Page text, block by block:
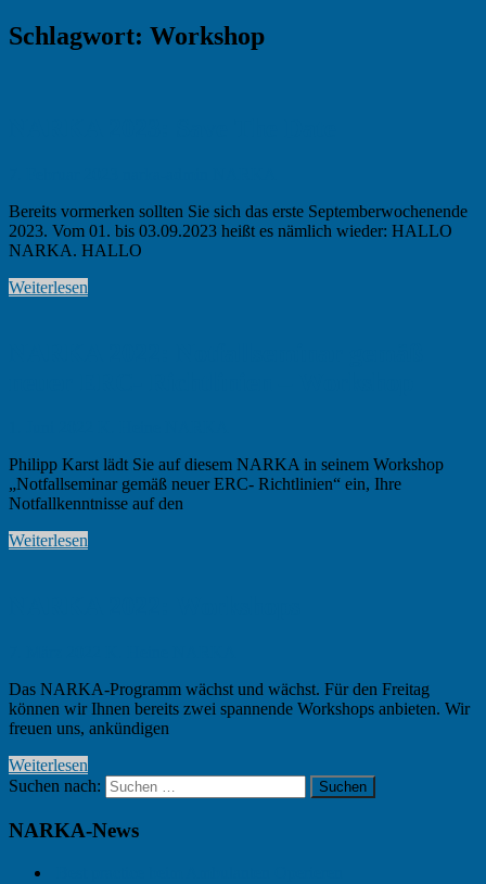
Schlagwort: Workshop
Bereits vormerken sollten Sie sich das erste Septemberwochenende
2023. Vom 01. bis 03.09.2023 heißt es nämlich wieder: HALLO
NARKA. HALLO
Weiterlesen
Philipp Karst lädt Sie auf diesem NARKA in seinem Workshop
„Notfallseminar gemäß neuer ERC- Richtlinien“ ein, Ihre
Notfallkenntnisse auf den
Weiterlesen
Das NARKA-Programm wächst und wächst. Für den Freitag
können wir Ihnen bereits zwei spannende Workshops anbieten. Wir
freuen uns, ankündigen
Weiterlesen
Suchen nach:
Suchen
NARKA-News